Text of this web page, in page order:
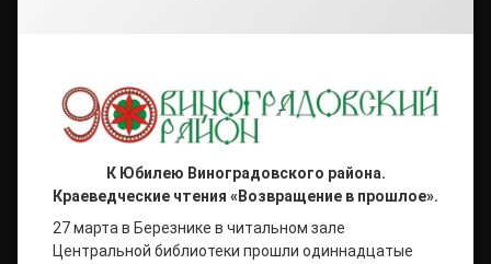
К Юбилею Виноградовского района.
Краеведческие чтения «Возвращение в прошлое».
27 марта в Березнике в читальном зале
Центральной библиотеки прошли одиннадцатые